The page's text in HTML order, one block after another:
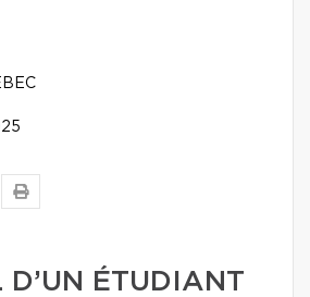
D’UN ÉTUDIANT